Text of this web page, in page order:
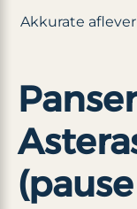
Akkurate